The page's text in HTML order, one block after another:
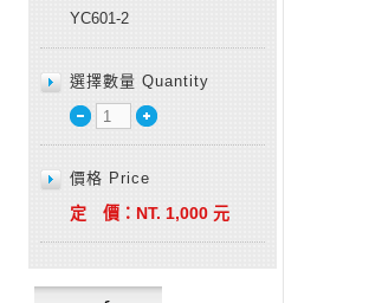
YC601-2
選擇數量 Quantity
價格 Price
定 價： NT. 1,000 元